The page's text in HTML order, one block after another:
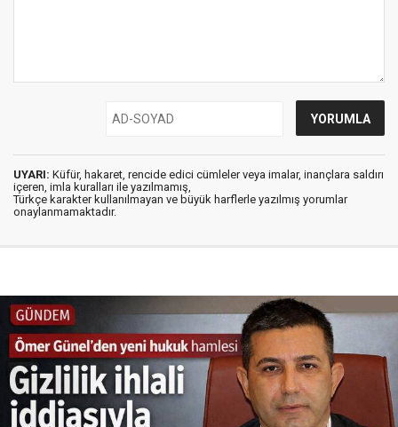
UYARI: Küfür, hakaret, rencide edici cümleler veya imalar, inançlara saldırı
içeren, imla kuralları ile yazılmamış,
Türkçe karakter kullanılmayan ve büyük harflerle yazılmış yorumlar
onaylanmamaktadır.